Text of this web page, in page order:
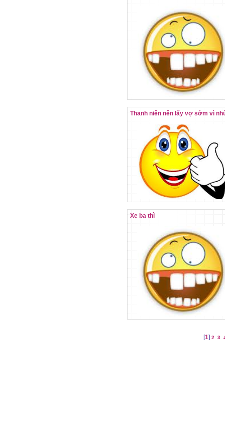
Thanh niên nên lấy vợ sớm vì
Xe ba thì
[1] 2 3